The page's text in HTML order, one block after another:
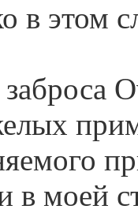
в этом
в моей